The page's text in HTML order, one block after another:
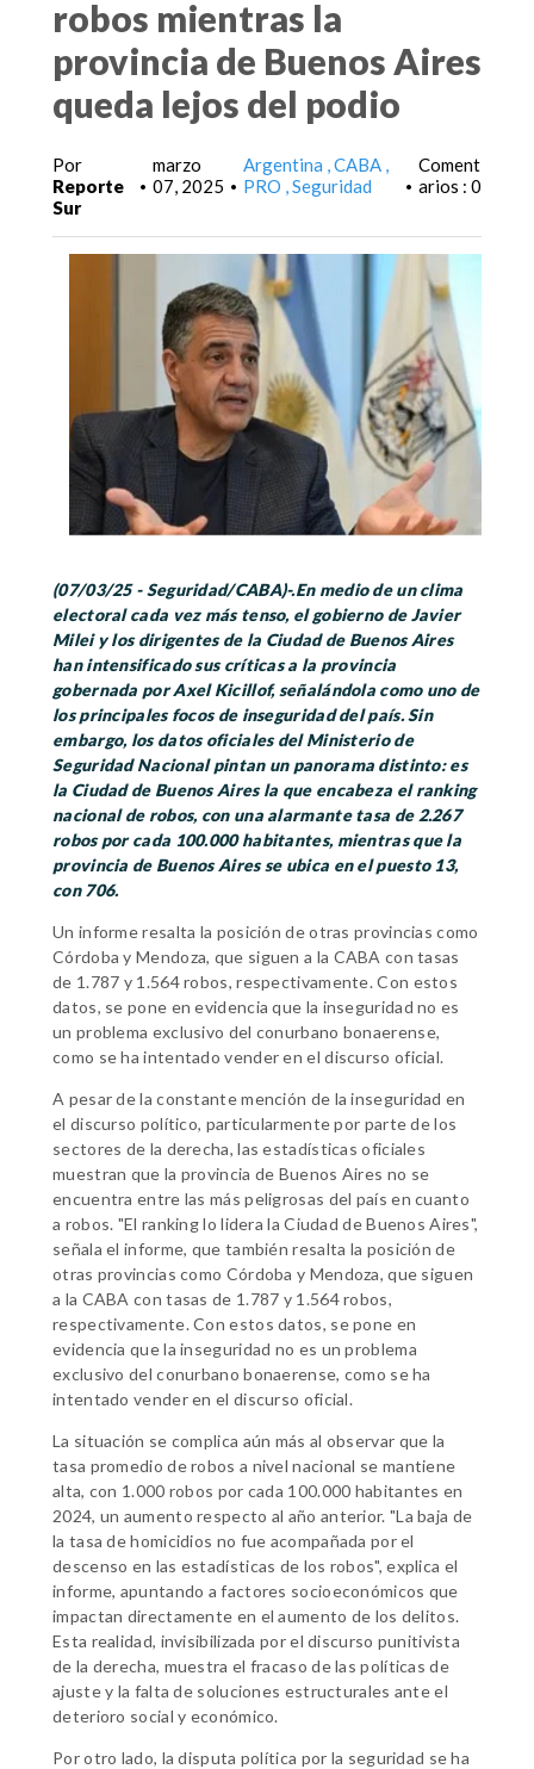
robos mientras la
provincia de Buenos Aires
queda lejos del podio
Por
Reporte
Sur
•
marzo
07, 2025 •
Argentina CABA
PRO Seguridad •
Coment
arios : 0
(07/03/25 - Seguridad/CABA)-.En medio de un clima
electoral cada vez más tenso, el gobierno de Javier
Milei y los dirigentes de la Ciudad de Buenos Aires
han intensificado sus críticas a la provincia
gobernada por Axel Kicillof, señalándola como uno de
los principales focos de inseguridad del país. Sin
embargo, los datos oficiales del Ministerio de
Seguridad Nacional pintan un panorama distinto: es
la Ciudad de Buenos Aires la que encabeza el ranking
nacional de robos, con una alarmante tasa de 2.267
robos por cada 100.000 habitantes, mientras que la
provincia de Buenos Aires se ubica en el puesto 13,
con 706.
Un informe resalta la posición de otras provincias como
Córdoba y Mendoza, que siguen a la CABA con tasas
de 1.787 y 1.564 robos, respectivamente. Con estos
datos, se pone en evidencia que la inseguridad no es
un problema exclusivo del conurbano bonaerense,
como se ha intentado vender en el discurso oficial.
A pesar de la constante mención de la inseguridad en
el discurso político, particularmente por parte de los
sectores de la derecha, las estadísticas oficiales
muestran que la provincia de Buenos Aires no se
encuentra entre las más peligrosas del país en cuanto
a robos. "El ranking lo lidera la Ciudad de Buenos Aires",
señala el informe, que también resalta la posición de
otras provincias como Córdoba y Mendoza, que siguen
a la CABA con tasas de 1.787 y 1.564 robos,
respectivamente. Con estos datos, se pone en
evidencia que la inseguridad no es un problema
exclusivo del conurbano bonaerense, como se ha
intentado vender en el discurso oficial.
La situación se complica aún más al observar que la
tasa promedio de robos a nivel nacional se mantiene
alta, con 1.000 robos por cada 100.000 habitantes en
2024, un aumento respecto al año anterior. "La baja de
la tasa de homicidios no fue acompañada por el
descenso en las estadísticas de los robos", explica el
informe, apuntando a factores socioeconómicos que
impactan directamente en el aumento de los delitos.
Esta realidad, invisibilizada por el discurso punitivista
de la derecha, muestra el fracaso de las políticas de
ajuste y la falta de soluciones estructurales ante el
deterioro social y económico.
Por otro lado, la disputa política por la seguridad se ha